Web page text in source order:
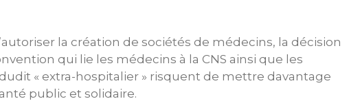
la création de sociétés de médecins, la décision
qui lie les médecins à la CNS ainsi que les
« extra-hospitalier » risquent de mettre davantage
public et solidaire.